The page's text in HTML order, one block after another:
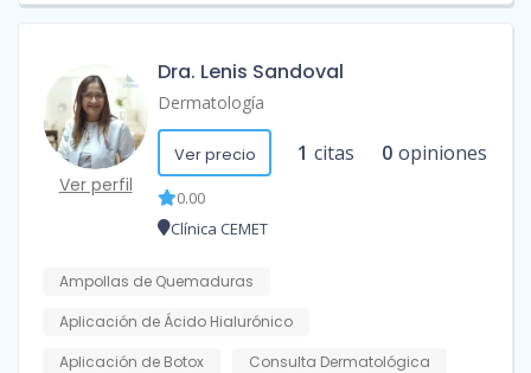
Ver perfil
Dra. Lenis Sandoval
Dermatología
Ver precio 1 citas 0 opiniones
0.00
Clínica CEMET
Ampollas de Quemaduras
Aplicación de Ácido Hialurónico
Aplicación de Botox
Consulta Dermatológica